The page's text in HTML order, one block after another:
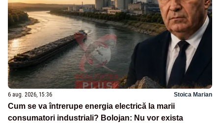
6 aug. 2026, 15:36 Stoica Marian
Cum se va întrerupe energia electrică la marii
consumatori industriali? Bolojan: Nu vor exista